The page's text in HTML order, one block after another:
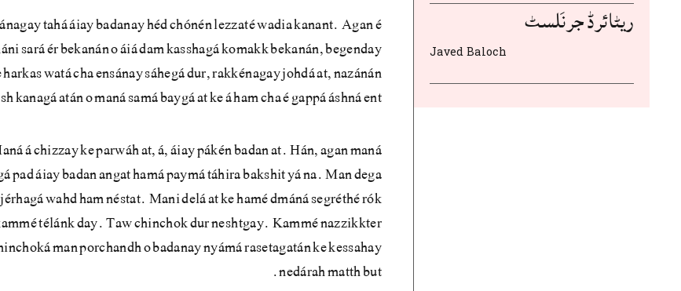
tahá áiay badanay héd chónén lezzaté wadia kanant. Agan é
ér bekanán o áiá dam kasshagá komakk bekanán, begenday
watá cha ensánay sáhegá dur, rakkénagay johdá at, nazánán
atán o maná samá baygá at ke á ham cha é gappá áshná ent.
á chizzay ke parwáh at, á, áiay pákén badan at. Hán, agan maná
pad áiay badan angat hamá paymá táhira bakshit yá na. Man dega
wahd ham néstat. Mani delá at ke hamé dmáná segréthé rók
télánk day. Taw chinchok dur neshtgay. Kammé nazzikkter
man porchandh o badanay nyámá rasetagatán ke kessahay
nedárah matth but.
ریٹائرڈ جرنَلسٹ
Javed Baloch